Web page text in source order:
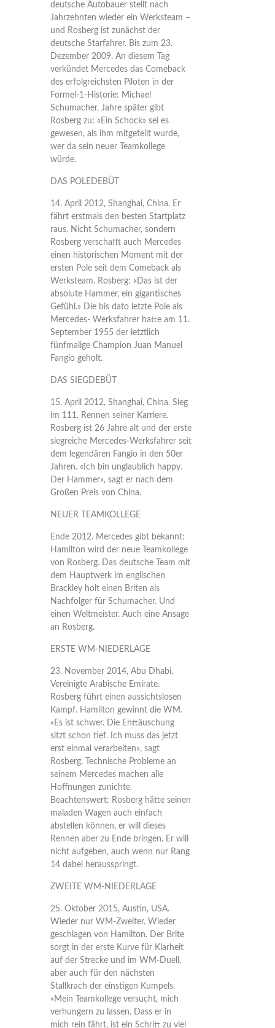
deutsche Autobauer stellt nach
Jahrzehnten wieder ein Werksteam –
und Rosberg ist zunächst der
deutsche Starfahrer. Bis zum 23.
Dezember 2009. An diesem Tag
verkündet Mercedes das Comeback
des erfolgreichsten Piloten in der
Formel-1-Historie: Michael
Schumacher. Jahre später gibt
Rosberg zu: «Ein Schock» sei es
gewesen, als ihm mitgeteilt wurde,
wer da sein neuer Teamkollege
würde.
DAS POLEDEBÜT
14. April 2012, Shanghai, China. Er
fährt erstmals den besten Startplatz
raus. Nicht Schumacher, sondern
Rosberg verschafft auch Mercedes
einen historischen Moment mit der
ersten Pole seit dem Comeback als
Werksteam. Rosberg: «Das ist der
absolute Hammer, ein gigantisches
Gefühl.» Die bis dato letzte Pole als
Mercedes- Werksfahrer hatte am 11.
September 1955 der letztlich
fünfmalige Champion Juan Manuel
Fangio geholt.
DAS SIEGDEBÜT
15. April 2012, Shanghai, China. Sieg
im 111. Rennen seiner Karriere.
Rosberg ist 26 Jahre alt und der erste
siegreiche Mercedes-Werksfahrer seit
dem legendären Fangio in den 50er
Jahren. «Ich bin unglaublich happy.
Der Hammer», sagt er nach dem
Großen Preis von China.
NEUER TEAMKOLLEGE
Ende 2012. Mercedes gibt bekannt:
Hamilton wird der neue Teamkollege
von Rosberg. Das deutsche Team mit
dem Hauptwerk im englischen
Brackley holt einen Briten als
Nachfolger für Schumacher. Und
einen Weltmeister. Auch eine Ansage
an Rosberg.
ERSTE WM-NIEDERLAGE
23. November 2014, Abu Dhabi,
Vereinigte Arabische Emirate.
Rosberg führt einen aussichtslosen
Kampf. Hamilton gewinnt die WM.
«Es ist schwer. Die Enttäuschung
sitzt schon tief. Ich muss das jetzt
erst einmal verarbeiten», sagt
Rosberg. Technische Probleme an
seinem Mercedes machen alle
Hoffnungen zunichte.
Beachtenswert: Rosberg hätte seinen
maladen Wagen auch einfach
abstellen können, er will dieses
Rennen aber zu Ende bringen. Er will
nicht aufgeben, auch wenn nur Rang
14 dabei herausspringt.
ZWEITE WM-NIEDERLAGE
25. Oktober 2015, Austin, USA.
Wieder nur WM-Zweiter. Wieder
geschlagen von Hamilton. Der Brite
sorgt in der erste Kurve für Klarheit
auf der Strecke und im WM-Duell,
aber auch für den nächsten
Stallkrach der einstigen Kumpels.
«Mein Teamkollege versucht, mich
verhungern zu lassen. Dass er in
mich rein fährt, ist ein Schritt zu viel